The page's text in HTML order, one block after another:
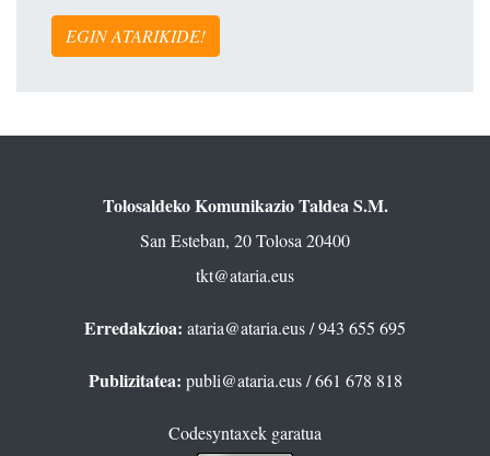
EGIN ATARIKIDE!
Tolosaldeko Komunikazio Taldea S.M.
San Esteban, 20 Tolosa 20400
tkt@ataria.eus
Erredakzioa: ataria@ataria.eus/ 943 655 695
Publizitatea: publi@ataria.eus/ 661 678 818
Codesyntaxek garatua